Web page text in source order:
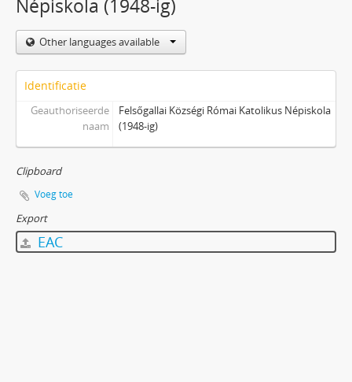
Népiskola (1948-ig)
Other languages available
Identificatie
Geauthoriseerde
naam
Felsőgallai Községi Római Katolikus Népiskola
(1948-ig)
Clipboard
Voeg toe
Export
EAC